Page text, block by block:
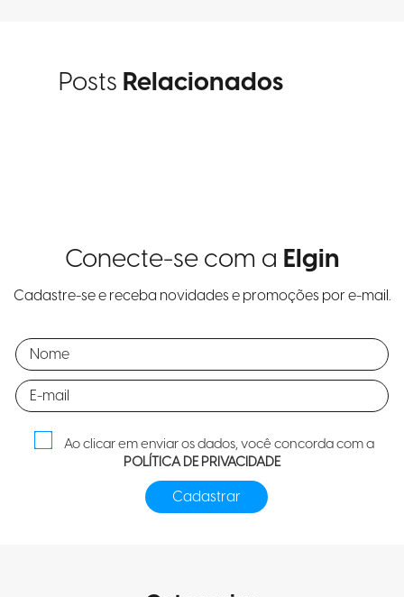
Posts Relacionados
Conecte-se com a Elgin
Cadastre-se e receba novidades e promoções por e-mail.
Ao clicar em enviar os dados, você concorda com a
POLÍTICA DE PRIVACIDADE